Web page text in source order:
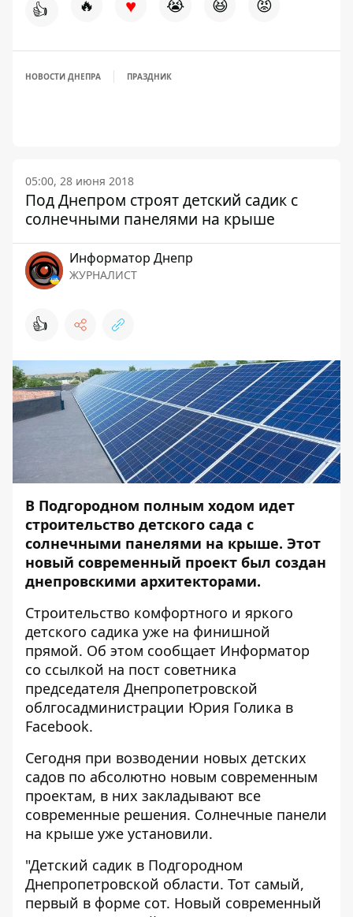
👍 🔥 😭 😆 😡
НОВОСТИ ДНЕПРА ПРАЗДНИК
05:00, 28 июня 2018
Под Днепром строят детский садик с
солнечными панелями на крыше
Информатор Днепр
ЖУРНАЛИСТ
👍
В Подгородном полным ходом идет
строительство детского сада с
солнечными панелями на крыше. Этот
новый современный проект был создан
днепровскими архитекторами.
Строительство комфортного и яркого
детского садика уже на финишной
прямой. Об этом сообщает Информатор
со ссылкой на пост советника
председателя Днепропетровской
облгосадминистрации Юрия Голика в
Facebook.
Сегодня при возводении новых детских
садов по абсолютно новым современным
проектам, в них закладывают все
современные решения. Солнечные панели
на крыше уже установили.
"Детский садик в Подгородном
Днепропетровской области. Тот самый,
первый в форме сот. Новый современный